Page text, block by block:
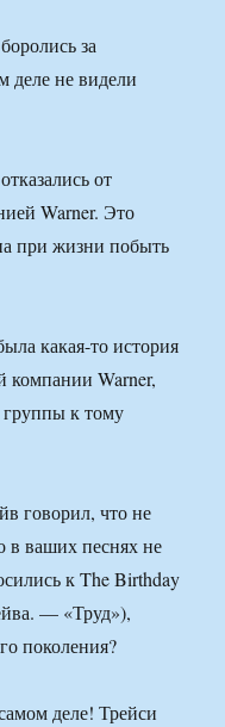
за
деле не видели
от
Warner. Это
при жизни побыть
какая-то история
компании Warner,
группы к тому
говорил, что не
в ваших песнях не
к The Birthday
— «Труд»),
поколения?
деле! Трейси